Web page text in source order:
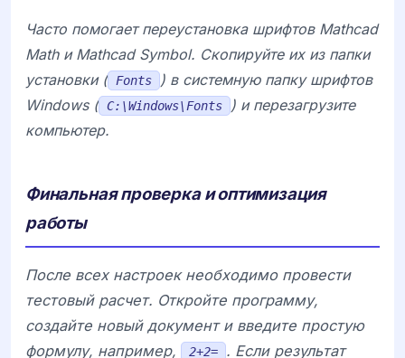
Часто помогает переустановка шрифтов Mathcad
Mathи Mathcad Symbol. Скопируйте их из папки
установки (
Fonts
) в системную папку шрифтов
Windows ( C:\Windows\Fonts
) и перезагрузите
компьютер.
Финальная проверка и оптимизация
работы
После всех настроек необходимо провести
тестовый расчет. Откройте программу,
создайте новый документ и введите простую
формулу, например,
2+2= . Если результат